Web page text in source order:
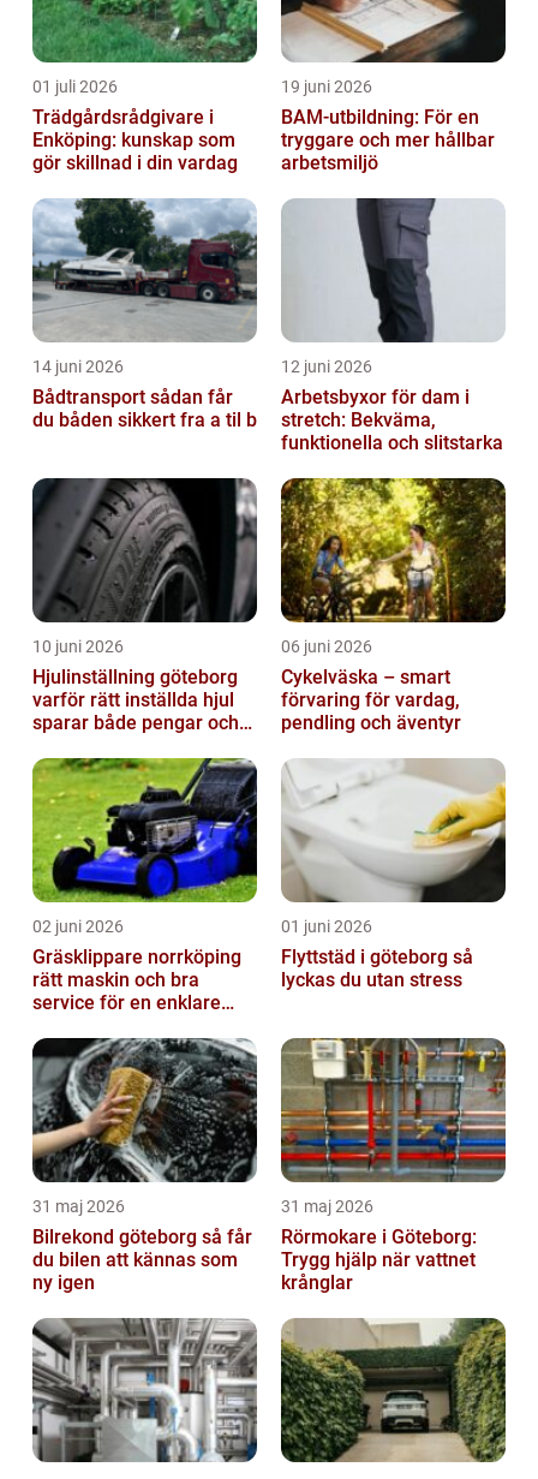
01 juli 2026
Trädgårdsrådgivare i
Enköping: kunskap som
gör skillnad i din vardag
19 juni 2026
BAM-utbildning: För en
tryggare och mer hållbar
arbetsmiljö
14 juni 2026
Bådtransport sådan får
du båden sikkert fra a til b
12 juni 2026
Arbetsbyxor för dam i
stretch: Bekväma,
funktionella och slitstarka
10 juni 2026
Hjulinställning göteborg
varför rätt inställda hjul
sparar både pengar och
06 juni 2026
Cykelväska – smart
förvaring för vardag,
pendling och äventyr
02 juni 2026
Gräsklippare norrköping
rätt maskin och bra
service för en enklare
01 juni 2026
Flyttstäd i göteborg så
lyckas du utan stress
31 maj 2026
Bilrekond göteborg så får
du bilen att kännas som
ny igen
31 maj 2026
Rörmokare i Göteborg:
Trygg hjälp när vattnet
krånglar